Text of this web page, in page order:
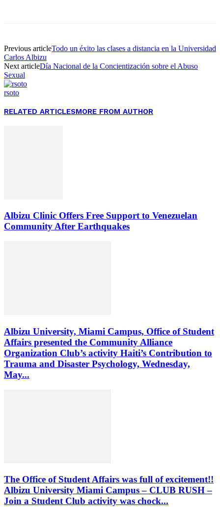
Previous articleTodo un éxito las clases a distancia en la Universidad
Carlos Albizu
Next articleDía Nacional de la Concientización sobre el Abuso
Sexual
rsoto
RELATED ARTICLESMORE FROM AUTHOR
Albizu Clinic Offers Free Support to Venezuelan
Community After Earthquakes
Albizu University, Miami Campus, Office of Student
Affairs presented the Community Alliance
Organization Club’s activity Haiti’s Contribution to
Trauma and Disaster Psychology, Wednesday,
May...
The Office of Student Affairs was full of excitement!!
Albizu University Miami Campus – CLUB RUSH –
Join a Student Club activity was chock...